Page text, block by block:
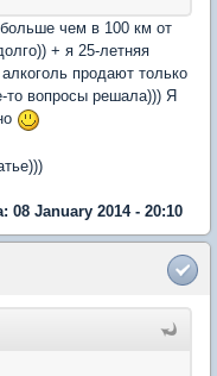
чем в 100 км от
+ я 25-летняя
продают только
то вопросы решала))) Я
January 2014 - 20:10